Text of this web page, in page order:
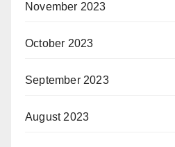
November 2023
October 2023
September 2023
August 2023